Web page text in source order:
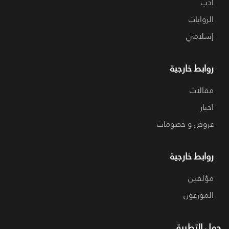
الروايات
إسلامي
روابط خارجية
مقالات
اخبار
عروض و خصومات
روابط خارجية
مؤلفين
الموزعون